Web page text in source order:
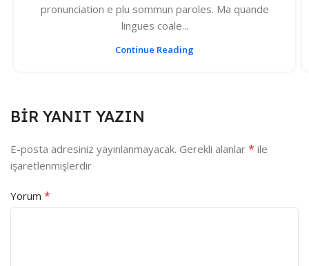
pronunciation e plu sommun paroles. Ma quande
lingues coale...
Continue Reading
BIR YANIT YAZIN
E-posta adresiniz yayınlanmayacak. Gerekli alanlar * ile
işaretlenmişlerdir
Yorum *